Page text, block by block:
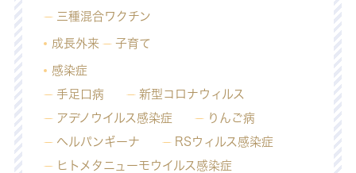
三種混合ワクチン
成長外来 子育て
感染症
手足口病
新型コロナウィルス
アデノウイルス感染症
りんご病
ヘルパンギーナ
RSウィルス感染症
ヒトメタニューモウイルス感染症